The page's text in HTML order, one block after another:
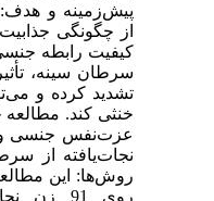
پیش‌زمینه و
از چگونگی جذابیت
کیفیت رابطه
سرطان سینه،
تشدید کرده و
خنثی کند.
عزت‌نفس جنسی و
نجات‌یافته از
روش‌ها: این
روی 91 زن